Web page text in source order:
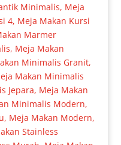
Minimalis, Meja
4, Meja Makan Kursi
Marmer
, Meja Makan
Minimalis Granit,
Makan Minimalis
Jepara, Meja Makan
Minimalis Modern,
, Meja Makan Modern,
Stainless